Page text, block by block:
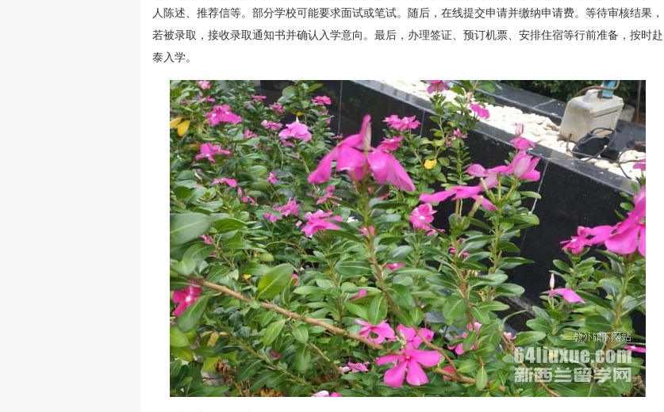
人陈述、推荐信等。部分学校可能要求面试或笔试。随后，在线提交申请并缴纳申请费。等待审核结果，
若被录取，接收录取通知书并确认入学意向。最后，办理签证、预订机票、安排住宿等行前准备，按时赴
泰入学。